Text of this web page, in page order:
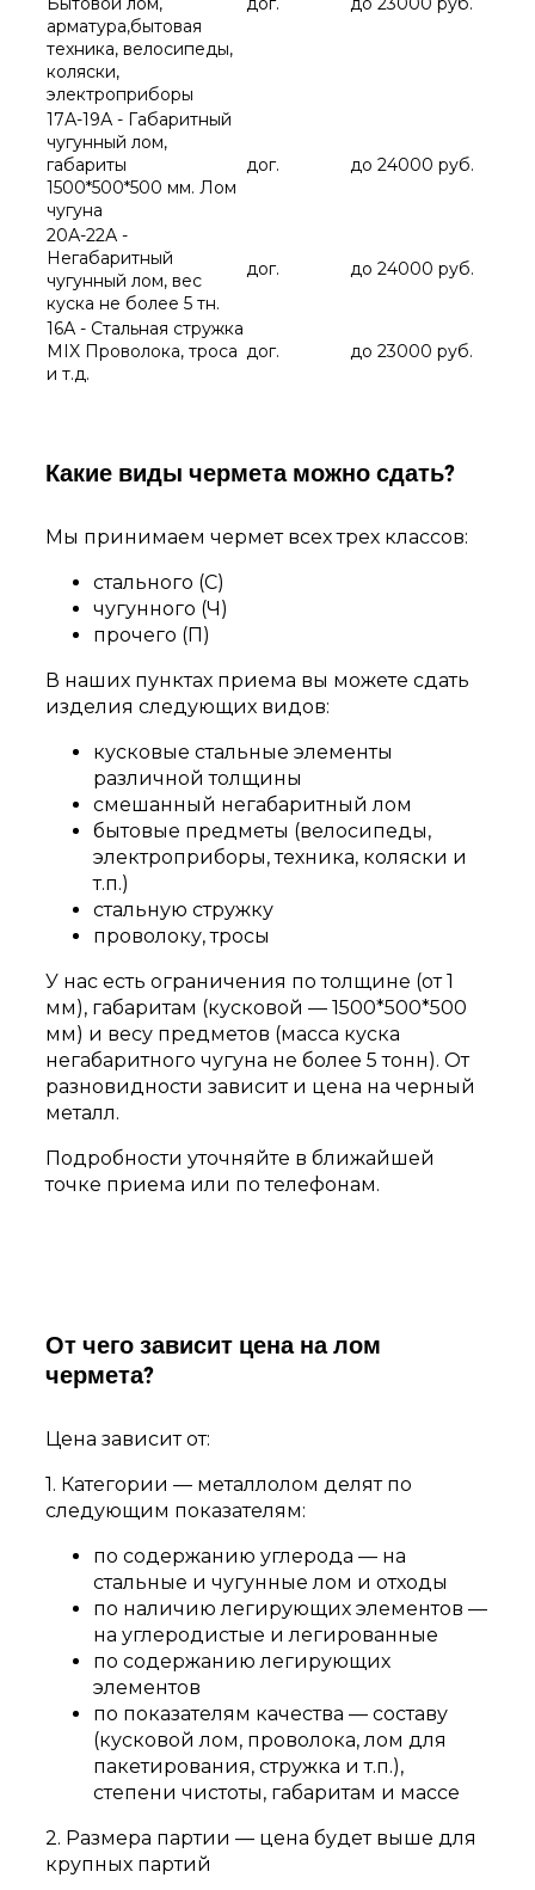
арматура,бытовая
техника, велосипеды,
коляски,
электроприборы
17А-19А - Габаритный
чугунный лом,
габариты
1500*500*500 мм. Лом
чугуна
дог. до 24000 руб.
20А-22А -
Негабаритный
чугунный лом, вес
куска не более 5 тн.
дог. до 24000 руб.
16А - Стальная стружка
MIX Проволока, троса
и т.д.
дог. до 23000 руб.
Какие виды чермета можно сдать?
Мы принимаем чермет всех трех классов:
стального (С)
чугунного (Ч)
прочего (П)
В наших пунктах приема вы можете сдать
изделия следующих видов:
кусковые стальные элементы
различной толщины
смешанный негабаритный лом
бытовые предметы (велосипеды,
электроприборы, техника, коляски и
т.п.)
стальную стружку
проволоку, тросы
У нас есть ограничения по толщине (от 1
мм), габаритам (кусковой — 1500*500*500
мм) и весу предметов (масса куска
негабаритного чугуна не более 5 тонн). От
разновидности зависит и цена на черный
металл.
Подробности уточняйте в ближайшей
точке приема или по телефонам.
От чего зависит цена на лом
чермета?
Цена зависит от:
1. Категории — металлолом делят по
следующим показателям:
по содержанию углерода — на
стальные и чугунные лом и отходы
по наличию легирующих элементов —
на углеродистые и легированные
по содержанию легирующих
элементов
по показателям качества — составу
(кусковой лом, проволока, лом для
пакетирования, стружка и т.п.),
степени чистоты, габаритам и массе
2. Размера партии — цена будет выше для
крупных партий